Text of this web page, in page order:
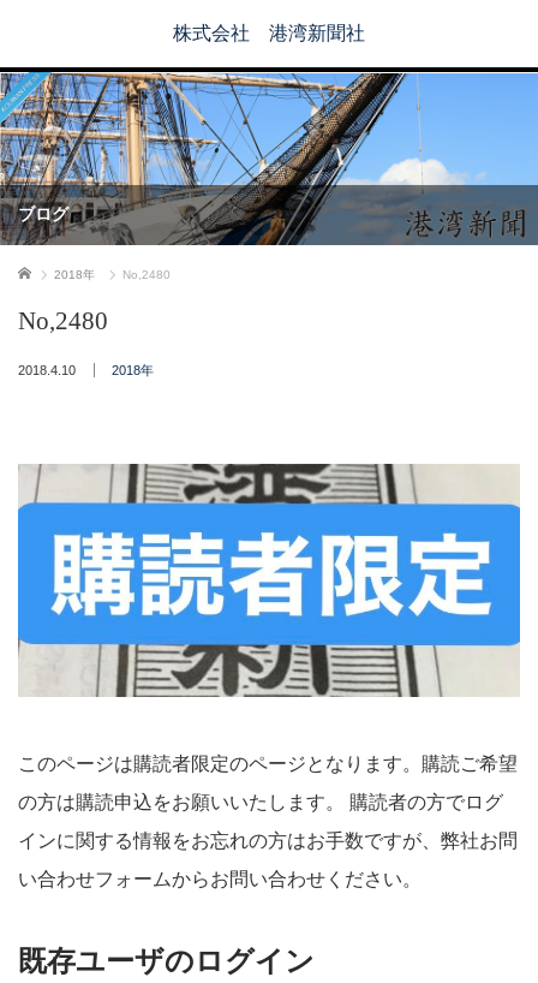
株式会社 港湾新聞社
ブログ
ホーム 2018年 No,2480
No,2480
2018.4.10 2018年
このページは購読者限定のページとなります。購読ご希望
の方は購読申込をお願いいたします。 購読者の方でログ
インに関する情報をお忘れの方はお手数ですが、弊社お問
い合わせフォームからお問い合わせください。
既存ユーザのログイン